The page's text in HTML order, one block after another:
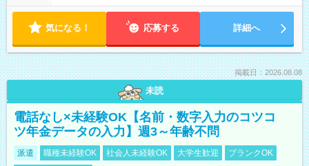
気になる！ 応募する 詳細へ
掲載日：2026.08.08
未読
電話なし×未経験OK【名前・数字入力のコツコ
ツ年金データの入力】週3～年齢不問
派遣 職種未経験OK 社会人未経験OK 大学生歓迎
ブランクOK